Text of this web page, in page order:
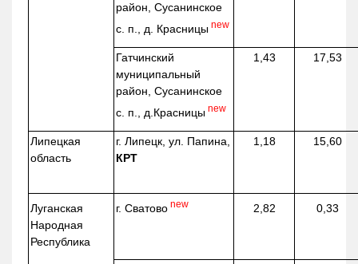
район, Сусанинское
с. п., д. Красницы new
Гатчинский
муниципальный
район, Сусанинское
с. п., д.Красницы new
1,43 17,53
Липецкая
область
г. Липецк, ул. Папина,
КРТ
1,18 15,60
Луганская
Народная
Республика
г. Сватово new 2,82 0,33